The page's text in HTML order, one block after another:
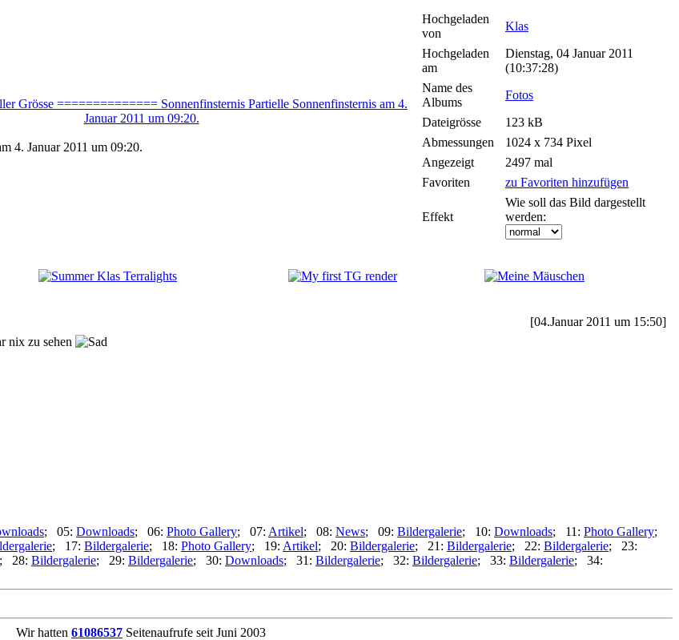
4. Januar 2011 um 09:20.
Hochgeladen
von
Klas
Hochgeladen
am
Dienstag, 04 Januar 2011
(10:37:28)
Name des
Albums
Fotos
Dateigrösse
123 kB
Abmessungen
1024 x 734 Pixel
Angezeigt
2497 mal
Favoriten
zu Favoriten hinzufügen
Effekt
Wie soll das Bild dargestellt
werden:
[04.Januar 2011 um 15:50]
nix zu sehen
; 05: Downloads; 06: Photo Gallery; 07: Artikel; 08: News; 09: Bildergalerie; 10: Downloads; 11: Photo Gallery;
; 17: Bildergalerie; 18: Photo Gallery; 19: Artikel; 20: Bildergalerie; 21: Bildergalerie; 22: Bildergalerie; 23:
; 28: Bildergalerie; 29: Bildergalerie; 30: Downloads; 31: Bildergalerie; 32: Bildergalerie; 33: Bildergalerie; 34:
Wir hatten 61086537 Seitenaufrufe seit Juni 2003